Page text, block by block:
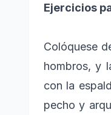
Ejercicios
Colóquese
hombros, y
con la
pecho y